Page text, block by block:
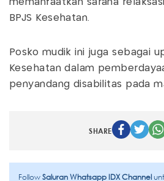
memanfaatkan sarana
BPJS Kesehatan.
Posko mudik ini juga sebagai
Kesehatan dalam
penyandang disabilitas pada
SHARE
FollowSaluran Whatsapp IDX Channel